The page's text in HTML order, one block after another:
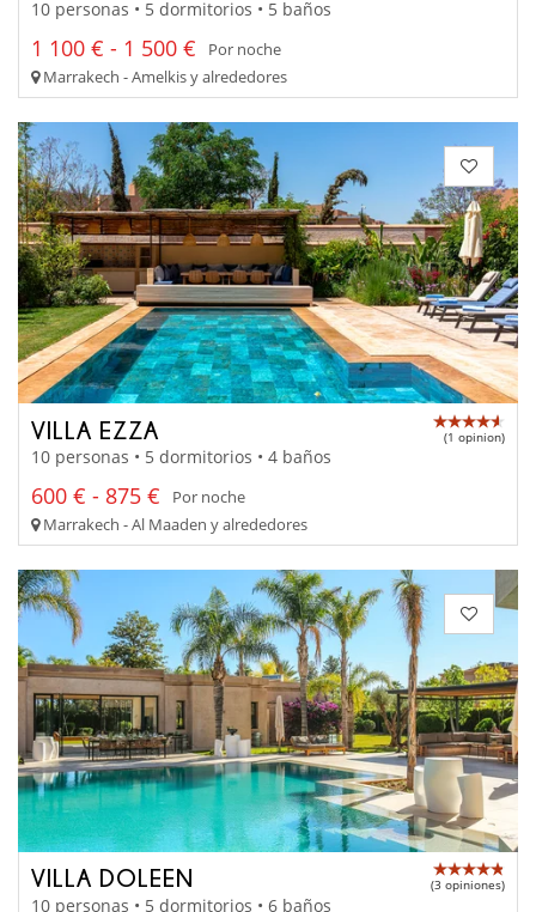
10 personas • 5 dormitorios • 5 baños
1 100 € - 1 500 €
Por noche
Marrakech - Amelkis y alrededores
VILLA EZZA (1 opinion)
10 personas • 5 dormitorios • 4 baños
600 € - 875 €
Por noche
Marrakech - Al Maaden y alrededores
VILLA DOLEEN (3 opiniones)
10 personas • 5 dormitorios • 6 baños